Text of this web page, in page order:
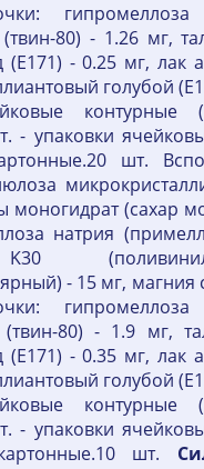
80) - 1.26 мг,
(E171) - 0.25 мг, лак
голубой
- упаковки
шт.
моногидрат (сахар
натрия
- 15 мг, магния
(твин-80) - 1.9 мг,
(E171) - 0.35 мг, лак
голубой
- упаковки
шт.